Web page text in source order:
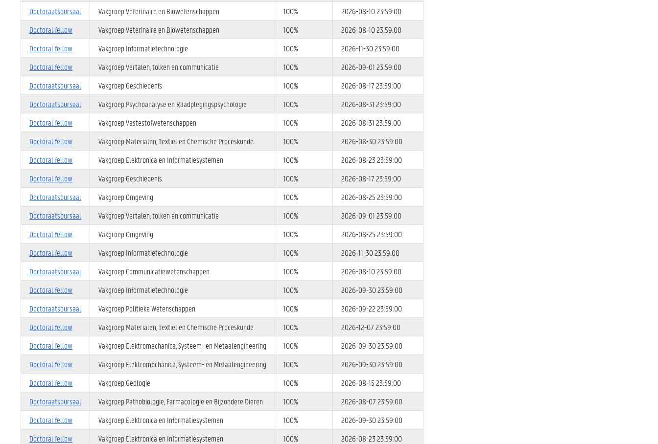
Doctoraatsbursaal
Vakgroep Veterinaire en Biowetenschappen 100%
2026-08-10 23:59:00
Doctoral fellow
Vakgroep Veterinaire en Biowetenschappen 100%
2026-08-10 23:59:00
Doctoral fellow
Vakgroep Informatietechnologie 100%
2026-11-30 23:59:00
Doctoral fellow
Vakgroep Vertalen, tolken en communicatie 100%
2026-09-01 23:59:00
Doctoraatsbursaal
Vakgroep Geschiedenis 100%
2026-08-17 23:59:00
Doctoraatsbursaal
Vakgroep Psychoanalyse en Raadplegingspsychologie 100%
2026-08-31 23:59:00
Doctoral fellow
Vakgroep Vastestofwetenschappen 100%
2026-08-31 23:59:00
Doctoral fellow
Vakgroep Materialen, Textiel en Chemische Proceskunde 100%
2026-08-30 23:59:00
Doctoral fellow
Vakgroep Elektronica en Informatiesystemen 100%
2026-08-23 23:59:00
Doctoral fellow
Vakgroep Geschiedenis 100%
2026-08-17 23:59:00
Doctoraatsbursaal
Vakgroep Omgeving 100%
2026-08-25 23:59:00
Doctoraatsbursaal
Vakgroep Vertalen, tolken en communicatie 100%
2026-09-01 23:59:00
Doctoral fellow
Vakgroep Omgeving 100%
2026-08-25 23:59:00
Doctoral fellow
Vakgroep Informatietechnologie 100%
2026-11-30 23:59:00
Doctoraatsbursaal
Vakgroep Communicatiewetenschappen 100%
2026-08-10 23:59:00
Doctoral fellow
Vakgroep Informatietechnologie 100%
2026-09-30 23:59:00
Doctoraatsbursaal
Vakgroep Politieke Wetenschappen 100%
2026-09-22 23:59:00
Doctoral fellow
Vakgroep Materialen, Textiel en Chemische Proceskunde 100%
2026-12-07 23:59:00
Doctoral fellow
Vakgroep Elektromechanica, Systeem- en Metaalengineering 100%
2026-09-30 23:59:00
Doctoral fellow
Vakgroep Elektromechanica, Systeem- en Metaalengineering 100%
2026-09-30 23:59:00
Doctoral fellow
Vakgroep Geologie 100%
2026-08-15 23:59:00
Doctoraatsbursaal
Vakgroep Pathobiologie, Farmacologie en Bijzondere Dieren 100%
2026-08-07 23:59:00
Doctoral fellow
Vakgroep Elektronica en Informatiesystemen 100%
2026-09-30 23:59:00
Doctoral fellow
Vakgroep Elektronica en Informatiesystemen 100%
2026-08-23 23:59:00